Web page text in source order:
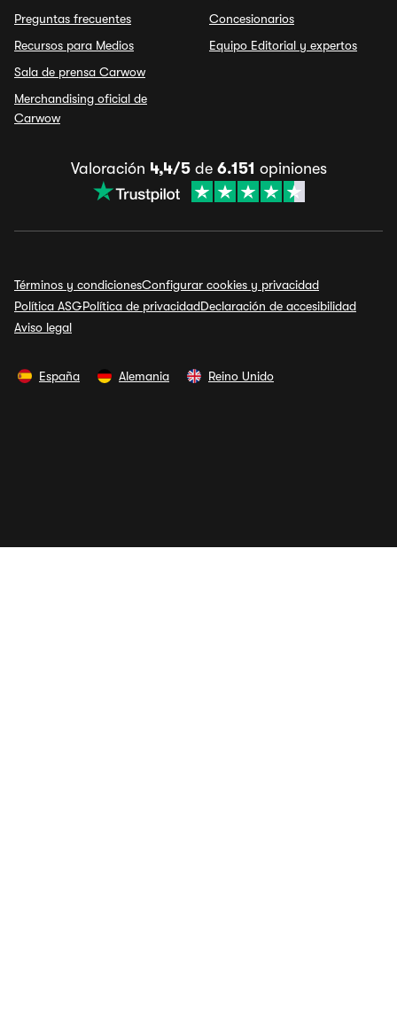
Preguntas frecuentes
Recursos para Medios
Sala de prensa Carwow
Merchandising oficial de
Carwow
Concesionarios
Equipo Editorial y expertos
Valoración 4,4/5de 6.151 opiniones
Términos y condicionesConfigurar cookies y privacidad
Política ASGPolítica de privacidadDeclaración de accesibilidad
Aviso legal
España Alemania Reino Unido